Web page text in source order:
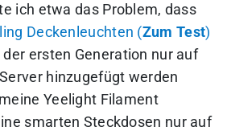
ich etwa das Problem, dass
Deckenleuchten (Zum Test)
ersten Generation nur auf
hinzugefügt werden
Yeelight Filament
smarten Steckdosen nur auf